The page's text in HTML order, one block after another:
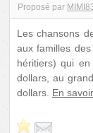
Proposé par
Les chansons
aux familles
héritiers) qui
dollars, au
dollars. En